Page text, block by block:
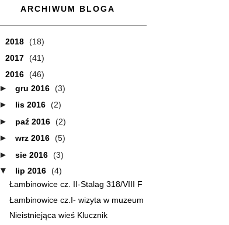
ARCHIWUM BLOGA
2018 (18)
2017 (41)
2016 (46)
► gru 2016 (3)
► lis 2016 (2)
► paź 2016 (2)
► wrz 2016 (5)
► sie 2016 (3)
▼ lip 2016 (4)
Łambinowice cz. II-Stalag 318/VIII F
Łambinowice cz.I- wizyta w muzeum
Nieistniejąca wieś Klucznik